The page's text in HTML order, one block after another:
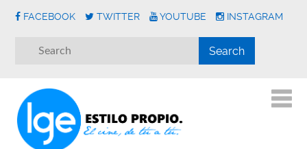
FACEBOOK TWITTER YOUTUBE INSTAGRAM